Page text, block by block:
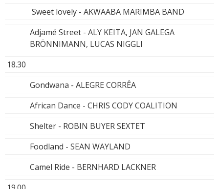
Sweet lovely - AKWAABA MARIMBA BAND
Adjamé Street - ALY KEITA, JAN GALEGA
BRÖNNIMANN, LUCAS NIGGLI
18.30
Gondwana - ALEGRE CORRÊA
African Dance - CHRIS CODY COALITION
Shelter - ROBIN BUYER SEXTET
Foodland - SEAN WAYLAND
Camel Ride - BERNHARD LACKNER